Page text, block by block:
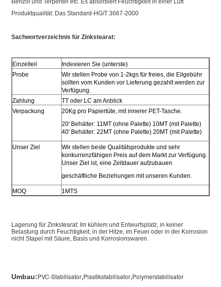
Benzol und Terpentin etc. Es absorbiert Feuchtigkeit in einer Luft
Produktqualität: Das Standard-HG/T 3667-2000
Sachwortverzeichnis für Zinkstearat:
Einzelteil
Indexieren Sie (unterste)
Probe
Wir stellen Probe von 1-2kgs für freies, die Eilgebühr
sollten vom Kunden vor Lieferung gezahlt werden zur
Verfügung.
Zahlung
TT oder LC am Anblick
Verpackung
20Kg pro Papiertüte, mit innerer PET-Tasche.
20' Behälter: 11MT (ohne Palette) 10MT (mit Palette)
40' Behälter: 22MT (ohne Palette) 20MT (mit Palette)
Unser Ziel
Wir stellen beste Qualitätsprodukte und sehr
konkurrenzfähigen Preis auf dem Markt zur Verfügung.
Unser Ziel ist, eine Zeitdauer aufzubauen
geschäftliche Beziehungen mit unseren Kunden.
MOQ 1MTS
Lagerung für Zinkstearat: Im kühlem und Entwurfsplatz, in keiner
Belastung durch Feuchtigkeit, in der Hitze, im Feuer oder in der Korrosion
nicht Stapel mit Säure, Basis und Korrosionswaren.
Umbau:PVC-Stabilisator,Plastikstabilisator,Polymerstabilisator